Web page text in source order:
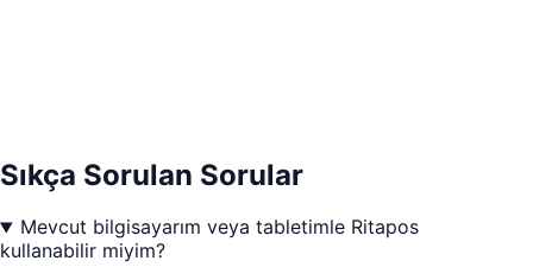
Sıkça Sorulan Sorular
Mevcut bilgisayarım veya tabletimle Ritapos
kullanabilir miyim?